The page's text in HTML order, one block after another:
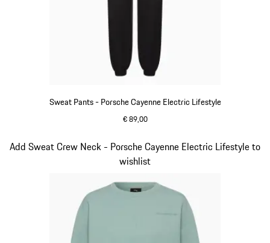
Sweat Pants - Porsche Cayenne Electric Lifestyle
€ 89,00
Add Sweat Crew Neck - Porsche Cayenne Electric Lifestyle to
wishlist
Slide 10 von 15